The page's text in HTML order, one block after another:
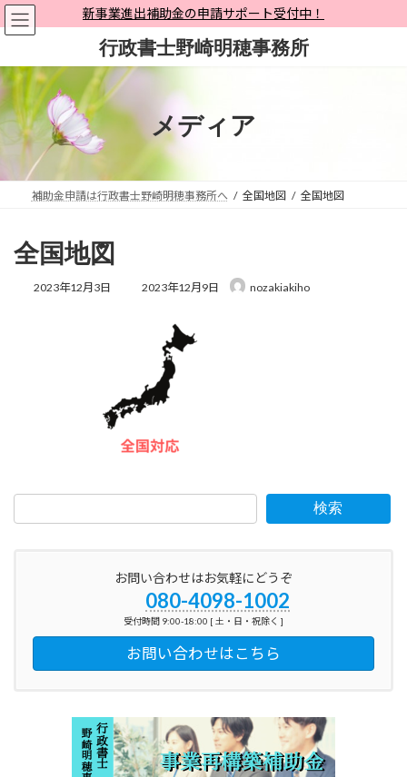
コ
ン
ン
ツ
へ
ス
キ
ッ
ナ
ビ
ー
シ
ョ
ン
に
移
新事業進出補助金の申請サポート受付中！
行政書士野崎明穂事務所
メディア
補助金申請は行政書士野崎明穂事務所へ 全国地図 全国地図
全国地図
2023年12月3日
最
2023年12月9日 nozakiakiho
検索
お問い合わせはお気軽にどうぞ
080-4098-1002
受付時間 9:00-18:00 [ 土・日・祝除く ]
お問い合わせはこちら